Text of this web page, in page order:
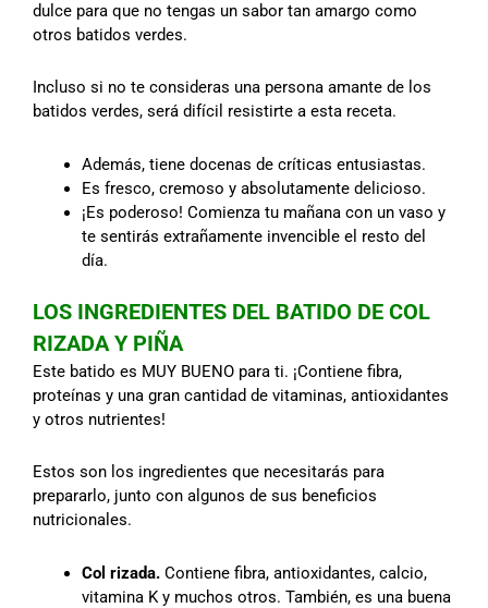
dulce para que no tengas un sabor tan amargo como
otros batidos verdes.
Incluso si no te consideras una persona amante de los
batidos verdes, será difícil resistirte a esta receta.
Además, tiene docenas de críticas entusiastas.
Es fresco, cremoso y absolutamente delicioso.
¡Es poderoso! Comienza tu mañana con un vaso y
te sentirás extrañamente invencible el resto del
día.
LOS INGREDIENTES DEL BATIDO DE COL
RIZADA Y PIÑA
Este batido es MUY BUENO para ti. ¡Contiene fibra,
proteínas y una gran cantidad de vitaminas, antioxidantes
y otros nutrientes!
Estos son los ingredientes que necesitarás para
prepararlo, junto con algunos de sus beneficios
nutricionales.
Col rizada. Contiene fibra, antioxidantes, calcio,
vitamina K y muchos otros. También, es una buena